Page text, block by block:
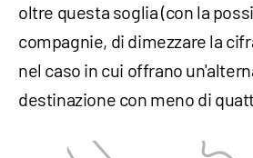
oltre questa soglia (con la
compagnie, di dimezzare la
nel caso in cui offrano
destinazione con meno di